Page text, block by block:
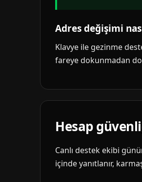
Adres değişimi
Klavye ile gezinme
fareye dokunmadan
Hesap
Canlı destek ekibi
içinde yanıtlanır,